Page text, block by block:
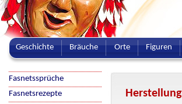
Geschichte Bräuche Orte Figuren
Herstellung
Fasnetssprüche
Fasnetsrezepte